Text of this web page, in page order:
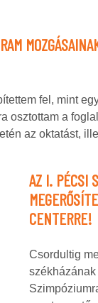
fel, mint
osztottam a
az oktatást,
AZ I. PÉCSI
CENTERRE!
Csordultig